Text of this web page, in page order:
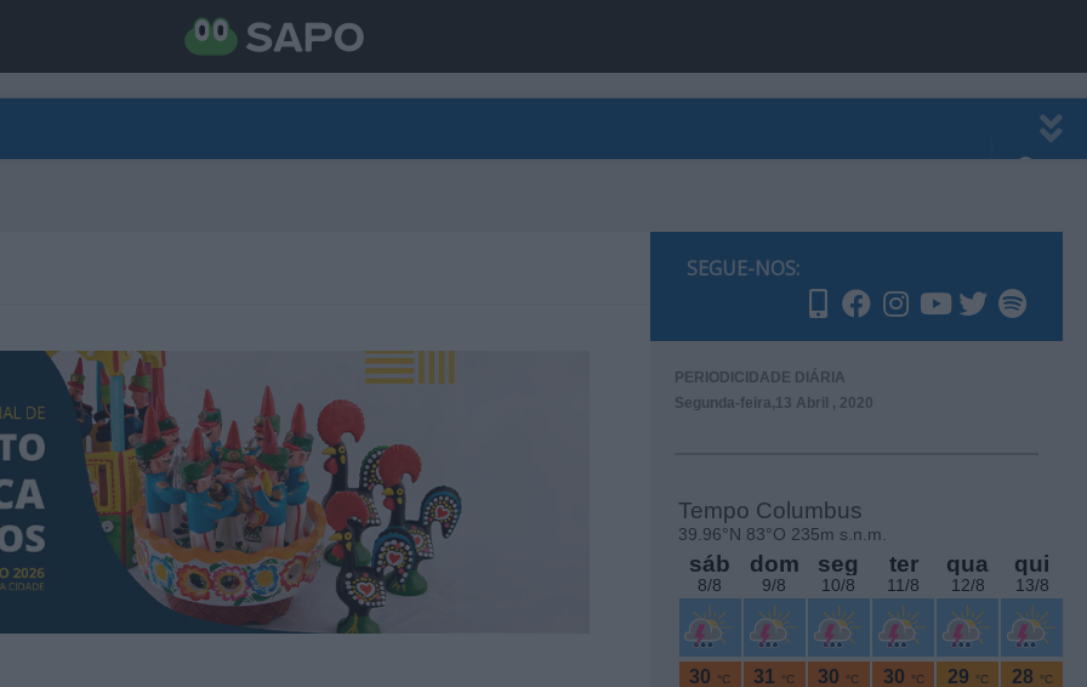
SEGUE-NOS:
PERIODICIDADE DIÁRIA
Segunda-feira,13 Abril , 2020